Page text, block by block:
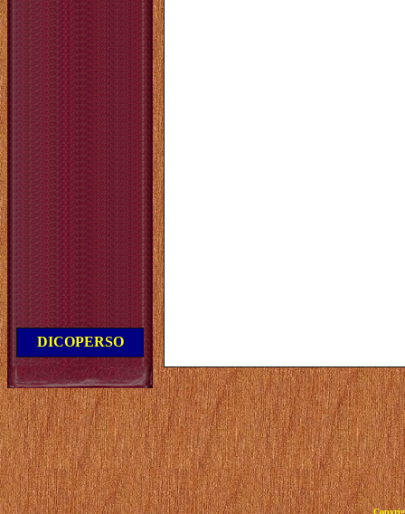
DICOPERSO